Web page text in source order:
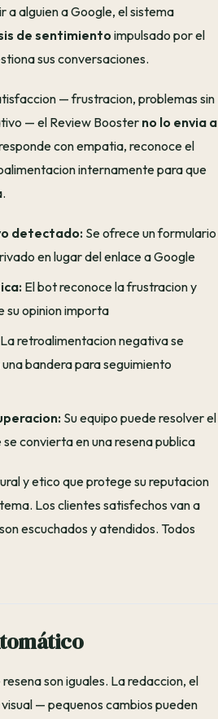
a alguien a Google, el sistema
de sentimiento impulsado por el
sus conversaciones.
— frustracion, problemas sin
— el Review Booster no lo envia a
con empatia, reconoce el
internamente para que
detectado: Se ofrece un formulario
en lugar del enlace a Google
El bot reconoce la frustracion y
su opinion importa
La retroalimentacion negativa se
una bandera para seguimiento
Su equipo puede resolver el
convierta en una resena publica
y etico que protege su reputacion
Los clientes satisfechos van a
escuchados y atendidos. Todos
son iguales. La redaccion, el
— pequenos cambios pueden